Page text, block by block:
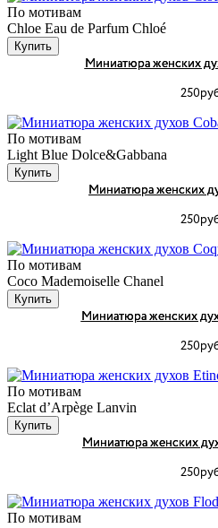
По мотивам
Chloe Eau de Parfum Chloé
Купить
Миниатюра женских
По мотивам
Light Blue Dolce&Gabbana
Купить
Миниатюра женских
По мотивам
Coco Mademoiselle Chanel
Купить
Миниатюра женских
По мотивам
Eclat d’Arpège Lanvin
Купить
Миниатюра женских
По мотивам